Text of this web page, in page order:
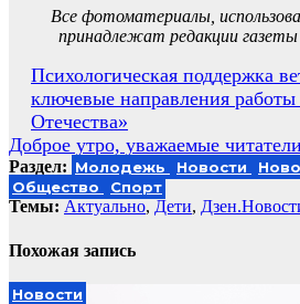
Все фотоматериалы,
принадлежат редакции
Навигация
по
записям
Психологическая поддержка
ключевые направления
Отечества»
Доброе утро, уважаемые
Раздел: Молодежь Новости
Общество
Спорт
Темы: Актуально, Дети,
Похожая запись
Новости